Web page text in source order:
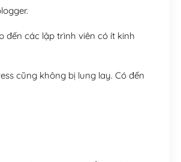
đến các lập trình viên có ít kinh
cũng không bị lung lay. Có đến